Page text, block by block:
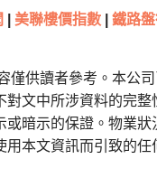
美聯樓價指數| 鐵路
僅供讀者參考。本公
對文中所涉資料的完整
或暗示的保證。物業狀
用本文資訊而引致的任